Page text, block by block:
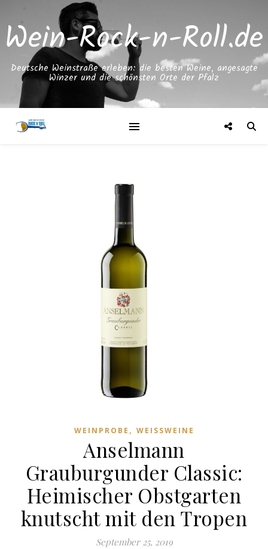
Wein-Rock-n-Roll.de
Deutsche Weinstraße erleben: die besten Weine, angesagte
Winzer und die schönsten Orte der Pfalz
WEINPROBE , WEISSWEINE
Anselmann
Grauburgunder Classic:
Heimischer Obstgarten
knutscht mit den Tropen
September 25, 2019